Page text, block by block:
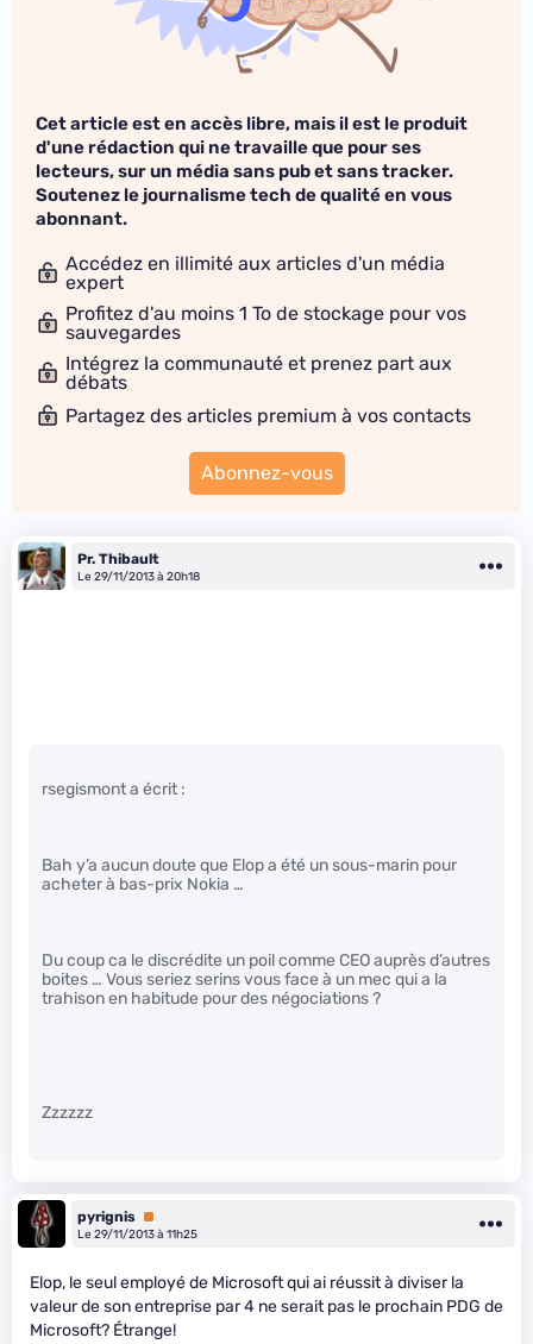
Cet article est en accès libre, mais il est le produit
d'une rédaction qui ne travaille que pour ses
lecteurs, sur un média sans pub et sans tracker.
Soutenez le journalisme tech de qualité en vous
abonnant.
Accédez en illimité aux articles d'un média
expert
Profitez d'au moins 1 To de stockage pour vos
sauvegardes
Intégrez la communauté et prenez part aux
débats
Partagez des articles premium à vos contacts
Abonnez-vous
Pr. Thibault
Le 29/11/2013 à 20h18
rsegismont a écrit :
Bah y’a aucun doute que Elop a été un sous-marin pour
acheter à bas-prix Nokia …
Du coup ca le discrédite un poil comme CEO auprès d’autres
boites … Vous seriez serins vous face à un mec qui a la
trahison en habitude pour des négociations ?
Zzzzzz
pyrignis Premium
Le 29/11/2013 à 11h25
Elop, le seul employé de Microsoft qui ai réussit à diviser la
valeur de son entreprise par 4 ne serait pas le prochain PDG de
Microsoft? Étrange!